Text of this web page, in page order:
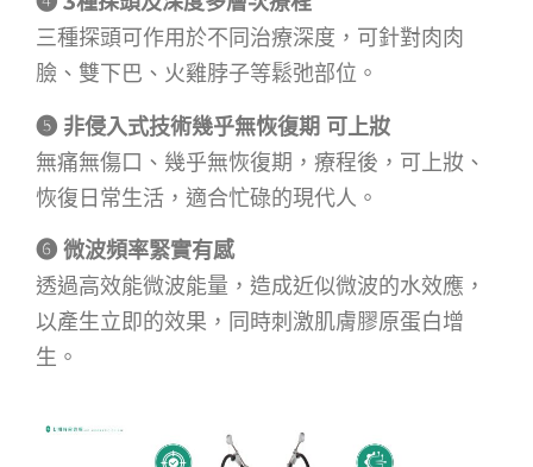
三種探頭可作用於不同治療深度，可針對肉肉
臉、雙下巴、火雞脖子等鬆弛部位。
➎ 非侵入式技術幾乎無恢復期 可上妝
無痛無傷口、幾乎無恢復期，療程後，可上妝、
恢復日常生活，適合忙碌的現代人。
➏ 微波頻率緊實有感
透過高效能微波能量，造成近似微波的水效應，
以產生立即的效果，同時刺激肌膚膠原蛋白增
生。